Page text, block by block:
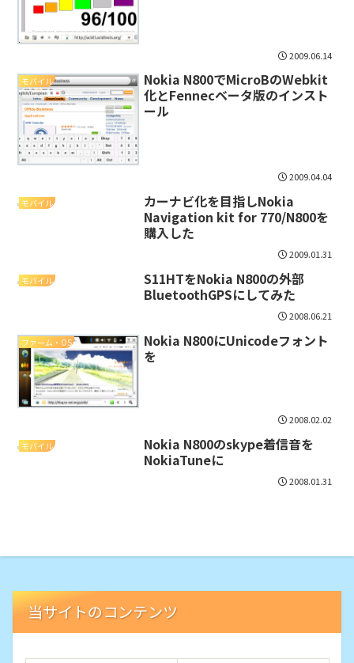
2009.06.14
モバイル
Nokia N800でMicroBのWebkit
化とFennecベータ版のインスト
ール
2009.04.04
モバイル
カーナビ化を目指しNokia
Navigation kit for 770/N800を
購入した
2009.01.31
モバイル
S11HTをNokia N800の外部
BluetoothGPSにしてみた
2008.06.21
ファーム・OS
Nokia N800にUnicodeフォント
を
2008.02.02
モバイル
Nokia N800のskype着信音を
NokiaTuneに
2008.01.31
当サイトのコンテンツ